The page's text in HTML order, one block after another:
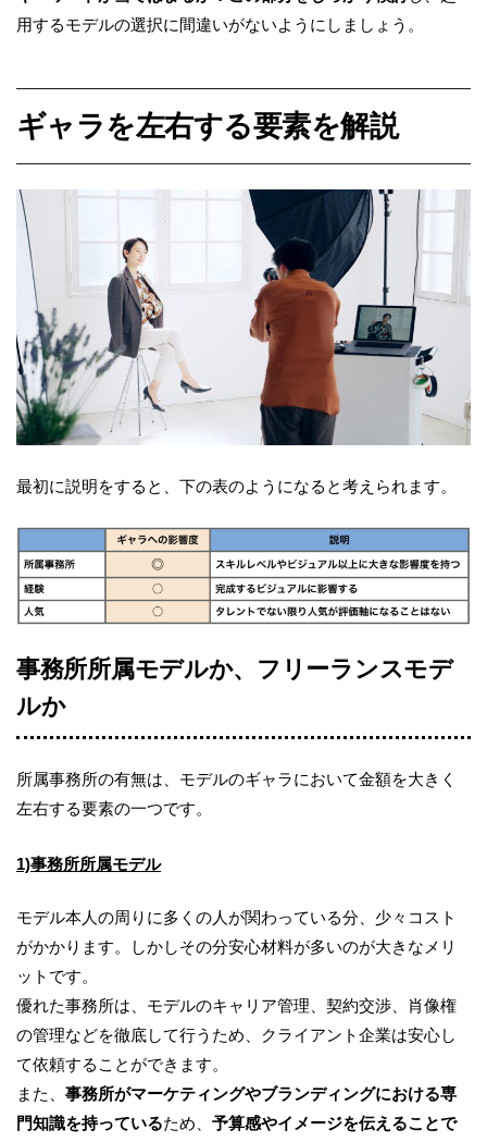
用するモデルの選択に間違いがないようにしましょう。
ギャラを左右する要素を解説
最初に説明をすると、下の表のようになると考えられます。
事務所所属モデルか、フリーランスモデ
ルか
所属事務所の有無は、モデルのギャラにおいて金額を大きく
左右する要素の一つです。
1)事務所所属モデル
モデル本人の周りに多くの人が関わっている分、少々コスト
がかかります。しかしその分安心材料が多いのが大きなメリ
ットです。
優れた事務所は、モデルのキャリア管理、契約交渉、肖像権
の管理などを徹底して行うため、クライアント企業は安心し
て依頼することができます。
また、 事務所がマーケティングやブランディングにおける専
門知識を持っているため、 予算感やイメージを伝えることで